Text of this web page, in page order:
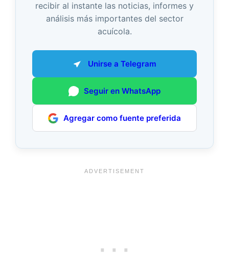
recibir al instante las noticias, informes y
análisis más importantes del sector
acuícola.
Unirse a Telegram
Seguir en WhatsApp
Agregar como fuente preferida